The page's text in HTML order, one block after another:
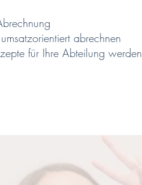
abrechnen
für Ihre Abteilung werden